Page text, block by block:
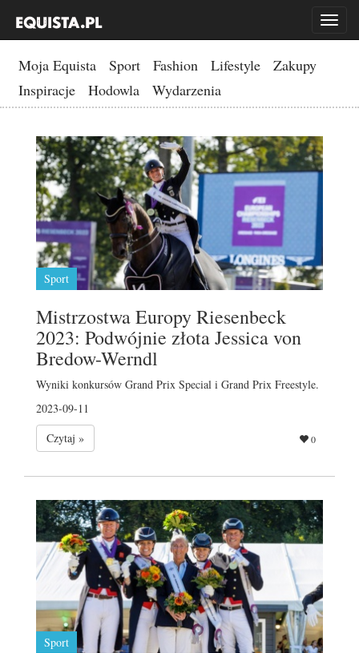
Toggle
Moja Equista Sport Fashion Lifestyle
Zakupy
Inspiracje
Hodowla Wydarzenia
Sport
Mistrzostwa Europy Riesenbeck
2023: Podwójnie złota Jessica von
Bredow-Werndl
Wyniki konkursów Grand Prix Special i Grand Prix Freestyle.
2023-09-11
Czytaj »
0
Sport